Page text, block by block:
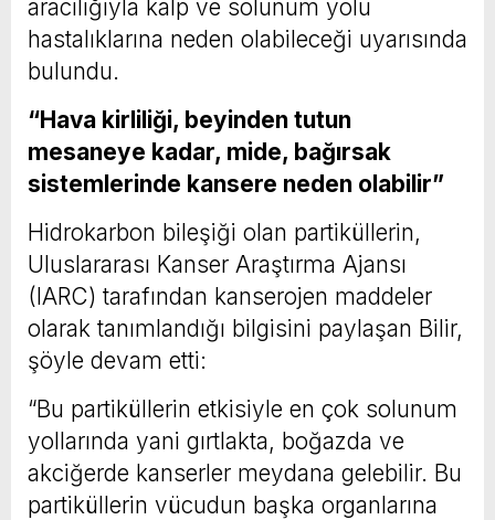
aracılığıyla kalp ve solunum yolu
hastalıklarına neden olabileceği uyarısında
bulundu.
“Hava kirliliği, beyinden tutun
mesaneye kadar, mide, bağırsak
sistemlerinde kansere neden olabilir”
Hidrokarbon bileşiği olan partiküllerin,
Uluslararası Kanser Araştırma Ajansı
(IARC) tarafından kanserojen maddeler
olarak tanımlandığı bilgisini paylaşan Bilir,
şöyle devam etti:
“Bu partiküllerin etkisiyle en çok solunum
yollarında yani gırtlakta, boğazda ve
akciğerde kanserler meydana gelebilir. Bu
partiküllerin vücudun başka organlarına